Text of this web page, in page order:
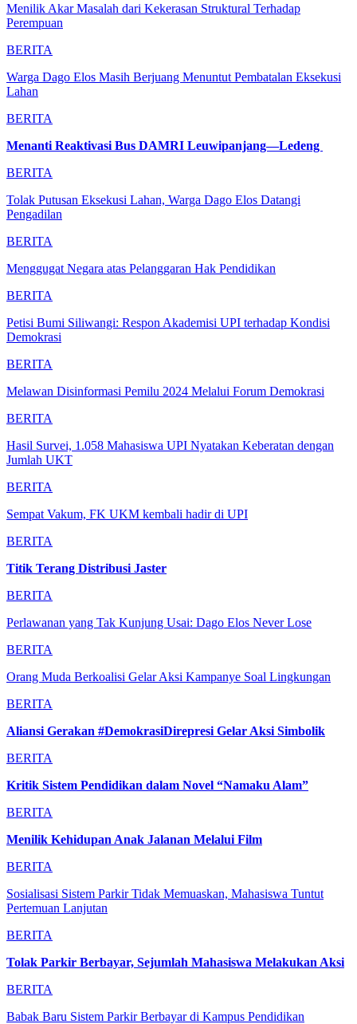
Menilik Akar Masalah dari Kekerasan Struktural Terhadap
Perempuan
BERITA
Warga Dago Elos Masih Berjuang Menuntut Pembatalan Eksekusi
Lahan
BERITA
Menanti Reaktivasi Bus DAMRI Leuwipanjang—Ledeng
BERITA
Tolak Putusan Eksekusi Lahan, Warga Dago Elos Datangi
Pengadilan
BERITA
Menggugat Negara atas Pelanggaran Hak Pendidikan
BERITA
Petisi Bumi Siliwangi: Respon Akademisi UPI terhadap Kondisi
Demokrasi
BERITA
Melawan Disinformasi Pemilu 2024 Melalui Forum Demokrasi
BERITA
Hasil Survei, 1.058 Mahasiswa UPI Nyatakan Keberatan dengan
Jumlah UKT
BERITA
Sempat Vakum, FK UKM kembali hadir di UPI
BERITA
Titik Terang Distribusi Jaster
BERITA
Perlawanan yang Tak Kunjung Usai: Dago Elos Never Lose
BERITA
Orang Muda Berkoalisi Gelar Aksi Kampanye Soal Lingkungan
BERITA
Aliansi Gerakan #DemokrasiDirepresi Gelar Aksi Simbolik
BERITA
Kritik Sistem Pendidikan dalam Novel “Namaku Alam”
BERITA
Menilik Kehidupan Anak Jalanan Melalui Film
BERITA
Sosialisasi Sistem Parkir Tidak Memuaskan, Mahasiswa Tuntut
Pertemuan Lanjutan
BERITA
Tolak Parkir Berbayar, Sejumlah Mahasiswa Melakukan Aksi
BERITA
Babak Baru Sistem Parkir Berbayar di Kampus Pendidikan